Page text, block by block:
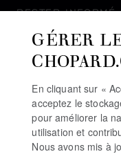
RESTER INFORMÉ
S’INSCRIRE À LA
GÉRER
En cliquant sur «
acceptez le
pour améliorer la
utilisation et
Nous avons mis à